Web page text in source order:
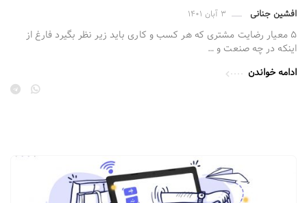
افشین جنانی ۳ آبان ۱۴۰۱
۵ معیار رضایت مشتری که هر کسب و کاری باید زیر نظر بگیرد فارغ از
اینکه در چه صنعت و …
ادامه خواندن